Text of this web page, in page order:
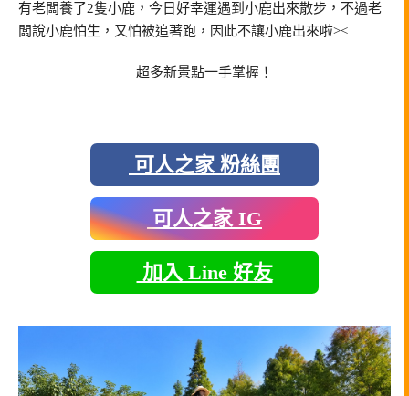
有老闆養了2隻小鹿，今日好幸運遇到小鹿出來散步，不過老
闆說小鹿怕生，又怕被追著跑，因此不讓小鹿出來啦><
超多新景點一手掌握！
可人之家 粉絲團
可人之家 IG
加入 Line 好友